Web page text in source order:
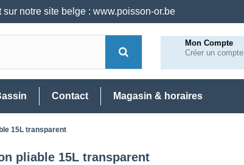
notre site belge : www.poisson-or.be
Mon Compte
Créer un compte
Contact Magasin & horaires
15L transparent
pliable 15L transparent